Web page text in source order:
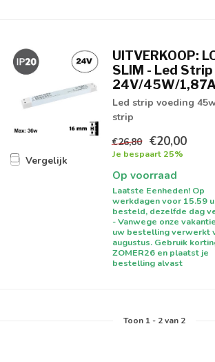
Vergelijk
UITVERKOOP:
SLIM - Led
24V/45W/
Led strip voeding
strip
€26,80 €20,00
Je bespaart 25%
Op voorraad
Laatste Eenheden! Op
werkdagen voor 15.59
besteld, dezelfde dag
- Vanwege onze
uw bestelling verwerkt
augustus. Gebruik
ZOMER26 en plaatst je
bestelling alvast
Toon 1- 2van 2